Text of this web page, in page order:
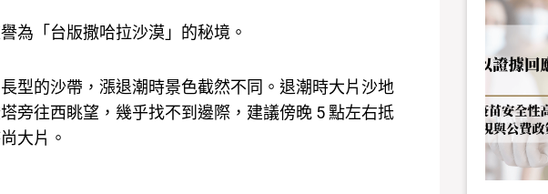
為「台版撒哈拉沙漠」的秘境。
型的沙帶，漲退潮時景色截然不同。退潮時大片沙地
旁往西眺望，幾乎找不到邊際，建議傍晚 5 點左右抵
大片。